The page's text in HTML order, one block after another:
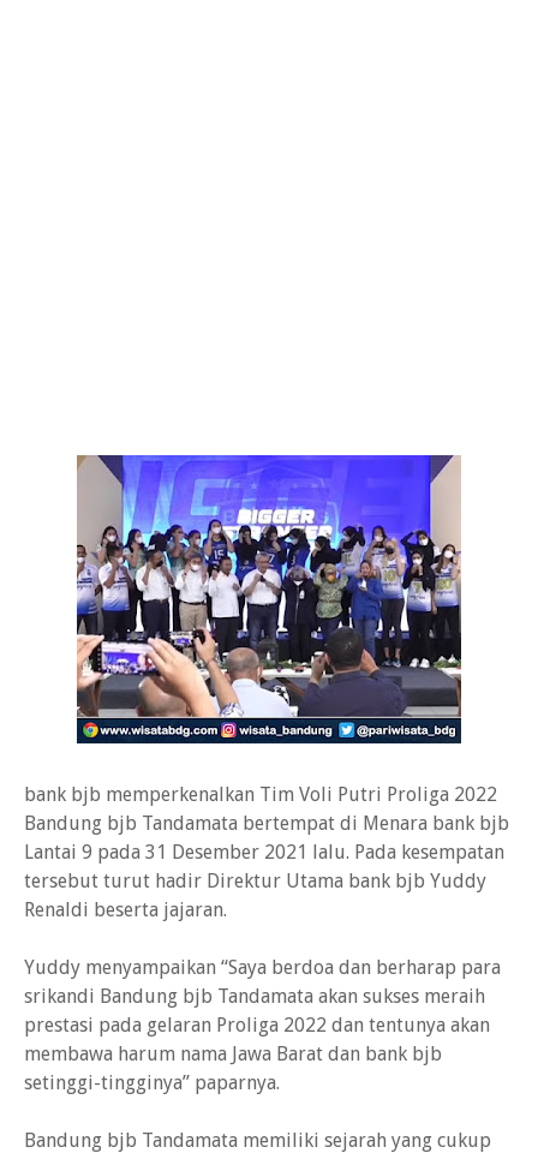
bank bjb memperkenalkan Tim Voli Putri Proliga 2022
Bandung bjb Tandamata bertempat di Menara bank bjb
Lantai 9 pada 31 Desember 2021 lalu. Pada kesempatan
tersebut turut hadir Direktur Utama bank bjb Yuddy
Renaldi beserta jajaran.
Yuddy menyampaikan “Saya berdoa dan berharap para
srikandi Bandung bjb Tandamata akan sukses meraih
prestasi pada gelaran Proliga 2022 dan tentunya akan
membawa harum nama Jawa Barat dan bank bjb
setinggi-tingginya” paparnya.
Bandung bjb Tandamata memiliki sejarah yang cukup